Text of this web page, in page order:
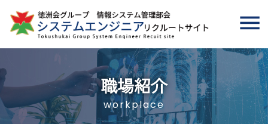
職場紹介
workplace